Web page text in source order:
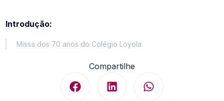
Introdução:
Missa dos 70 anos do Colégio Loyola
Compartilhe